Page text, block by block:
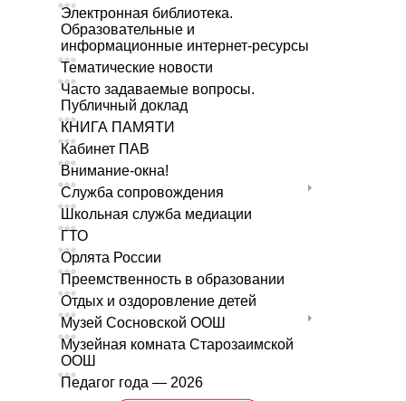
Электронная библиотека.
Образовательные и
информационные интернет-ресурсы
Тематические новости
Часто задаваемые вопросы.
Публичный доклад
КНИГА ПАМЯТИ
Кабинет ПАВ
Внимание-окна!
Служба сопровождения
Школьная служба медиации
ГТО
Орлята России
Преемственность в образовании
Отдых и оздоровление детей
Музей Сосновской ООШ
Музейная комната Старозаимской
ООШ
Педагог года — 2026